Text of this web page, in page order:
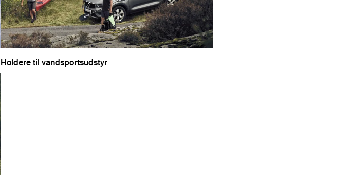
Holdere til vandsportsudstyr